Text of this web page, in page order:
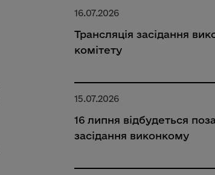
16.07.2026
Трансляція засідання
комітету
15.07.2026
16 липня відбудеться
засідання виконкому